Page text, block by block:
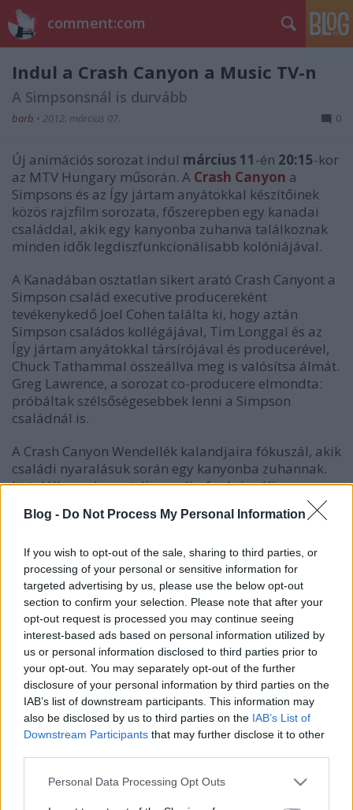
Blog - Do Not Process My Personal Information
If you wish to opt-out of the sale, sharing to third parties, or
processing of your personal or sensitive information for
targeted advertising by us, please use the below opt-out
section to confirm your selection. Please note that after your
opt-out request is processed you may continue seeing
interest-based ads based on personal information utilized by
us or personal information disclosed to third parties prior to
your opt-out. You may separately opt-out of the further
disclosure of your personal information by third parties on the
IAB’s list of downstream participants. This information may
also be disclosed by us to third parties on the IAB’s List of
Downstream Participants that may further disclose it to other
Please note that this website/app uses one or more Google
Personal Data Processing Opt Outs
comment:com
Indul a Crash Canyon a Music TV-n
A Simpsonsnál is durvább
barb • 2012. március 07. 0
Új animációs sorozat indul március 11-én 20:15-kor
az MTV Hungary műsorán. A Crash Canyon a
Simpsons és az Így jártam anyátokkal készítőinek
közös rajzfilm sorozata, főszerepben egy kanadai
családdal, akik egy kanyonba zuhanva találkoznak
minden idők legdiszfunkcionálisabb kolóniájával.
A Kanadában osztatlan sikert arató Crash Canyont a
Simpson család executive producereként
tevékenykedő Joel Cohen találta ki, hogy aztán
Simpson családos kollégájával, Tim Longgal és az
Így jártam anyátokkal társírójával és producerével,
Chuck Tathammal összeállva meg is valósítsa álmát.
Greg Lawrence, a sorozat co-producere elmondta:
próbáltak szélsőségesebbek lenni a Simpson
családnál is.
A Crash Canyon Wendellék kalandjaira fókuszál, akik
családi nyaralásuk során egy kanyonba zuhannak.
Itt találkoznak egy teljesen diszfunkcionális
társadalommal, amelynek tagjai bővelkednek a
többi sorozathoz hasonló idiótákban: ezúttal van
rabszolgaként tart egy medvét, egy állandóan
kómában lévő férfi, sőt, egy hasbeszélő is, akinek a
bábuja folyamatosan beszól mindenkinek.